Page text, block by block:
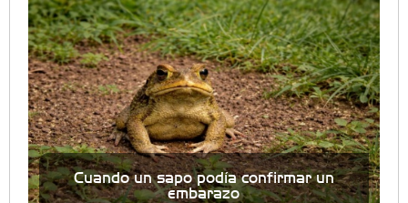
Cuando un sapo podía confirmar un
embarazo